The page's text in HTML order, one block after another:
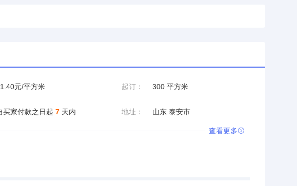
元/平方米 起订： 300 平方米
买家付款之日起 7 天内 地址： 山东 泰安市
查看更多